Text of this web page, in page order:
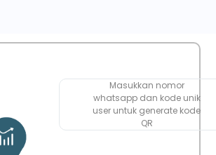
Masukkan nomor
whatsapp dan kode unik
user untuk generate kode
QR